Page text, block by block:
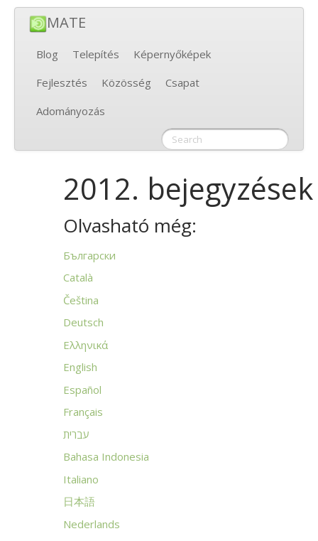
MATE
Blog Telepítés
Képernyőképek
Fejlesztés
Közösség
Csapat
Adományozás
2012. bejegyzések
Olvasható még:
Български
Català
Čeština
Deutsch
Ελληνικά
English
Español
Français
עברית
Bahasa Indonesia
Italiano
日本語
Nederlands